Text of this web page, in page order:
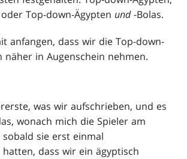
Top-down-Ägypten und-Bolas.
anfangen, dass wir die Top-down-
näher in Augenschein nehmen.
was wir aufschrieben, und es
wonach mich die Spieler am
sie erst einmal
dass wir ein ägyptisch